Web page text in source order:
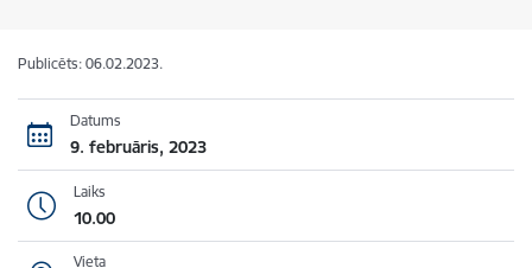
Publicēts: 06.02.2023.
Datums
9. februāris, 2023
Laiks
10.00
Vieta